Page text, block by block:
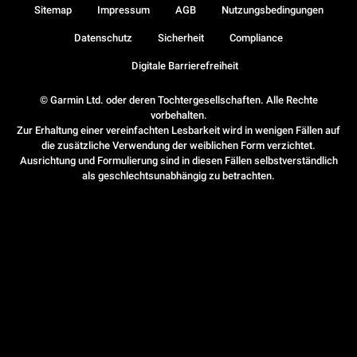
© Garmin Ltd. oder deren Tochtergesellschaften. Alle Rechte
vorbehalten.
Zur Erhaltung einer vereinfachten Lesbarkeit wird in wenigen Fällen auf
die zusätzliche Verwendung der weiblichen Form verzichtet.
Ausrichtung und Formulierung sind in diesen Fällen selbstverständlich
als geschlechtsunabhängig zu betrachten.
Sitemap Impressum AGB Nutzungsbedingungen
Datenschutz Sicherheit Compliance
Digitale Barrierefreiheit